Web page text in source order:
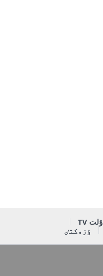
ۇلت TV
ٶزەكتٸ